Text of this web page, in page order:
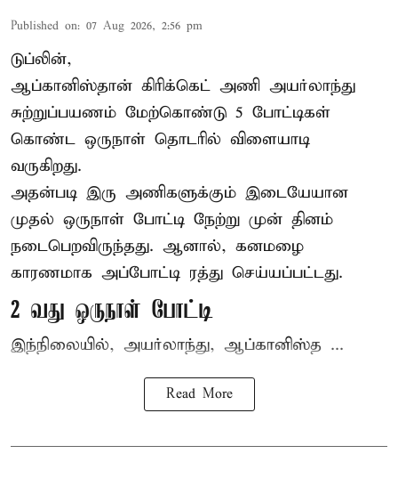
Published on: 07 Aug 2026, 2:56 pm
டுப்லின்,
ஆப்கானிஸ்தான் கிரிக்கெட் அணி அயர்லாந்து
சுற்றுப்பயணம் மேற்கொண்டு 5 போட்டிகள்
கொண்ட ஒருநாள் தொடரில் விளையாடி
வருகிறது.
அதன்படி இரு அணிகளுக்கும் இடையேயான
முதல் ஒருநாள் போட்டி நேற்று முன் தினம்
நடைபெறவிருந்தது. ஆனால், கனமழை
காரணமாக அப்போட்டி ரத்து செய்யப்பட்டது.
2 வது ஒருநாள் போட்டி
இந்நிலையில், அயர்லாந்து, ஆப்கானிஸ்த ...
Read More